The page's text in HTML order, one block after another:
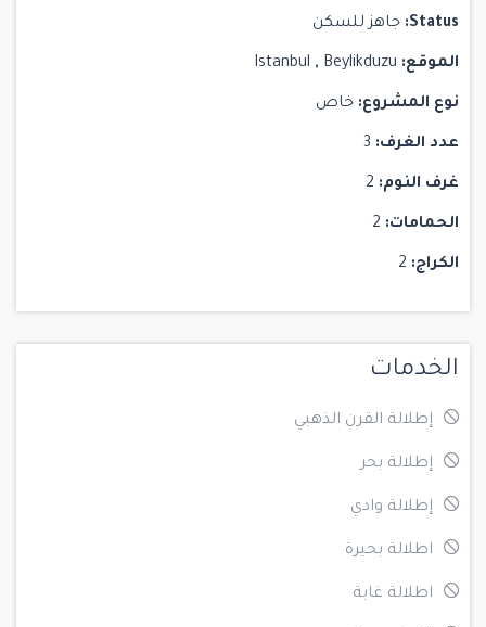
Status: جاهز للسكن
الموقع: Istanbul , Beylikduzu
نوع المشروع: خاص
عدد الغرف:
غرف النوم:
الحمامات:
الكراج:
الخدمات
إطلالة القرن الذهبي
إطلالة بحر
إطلالة وادي
اطلالة بحيرة
اطلالة غابة